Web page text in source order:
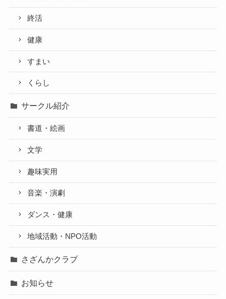
終活
健康
すまい
くらし
サークル紹介
書道・絵画
文学
趣味実用
音楽・演劇
ダンス・健康
地域活動・NPO活動
さざんかクラブ
お知らせ